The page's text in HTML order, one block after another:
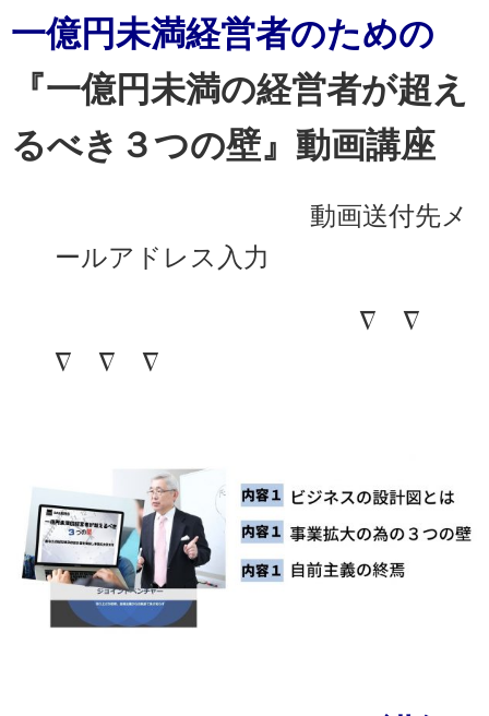
一億円未満経営者のための
『一億円未満の経営者が超え
るべき３つの壁』 動画講座
動画送付先メ
ールアドレス入力
∇ ∇
∇ ∇ ∇